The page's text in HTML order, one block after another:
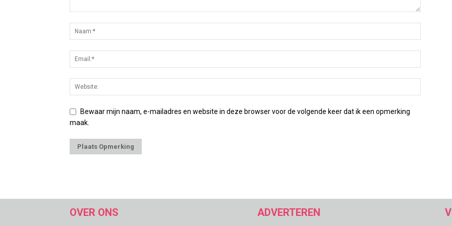
Bewaar mijn naam, e-mailadres en website in deze browser voor de volgende keer dat ik een opmerking
maak.
OVER ONS ADVERTEREN